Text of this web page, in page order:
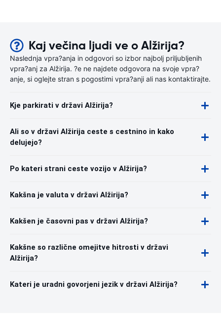
Kaj večina ljudi ve o Alžirija?
Naslednja vpra?anja in odgovori so izbor najbolj priljubljenih
vpra?anj za Alžirija. ?e ne najdete odgovora na svoje vpra?
anje, si oglejte stran s pogostimi vpra?anji ali nas kontaktirajte.
Kje parkirati v državi Alžirija?
Ali so v državi Alžirija ceste s cestnino in kako
delujejo?
Po kateri strani ceste vozijo v Alžirija?
Kakšna je valuta v državi Alžirija?
Kakšen je časovni pas v državi Alžirija?
Kakšne so različne omejitve hitrosti v državi
Alžirija?
Kateri je uradni govorjeni jezik v državi Alžirija?